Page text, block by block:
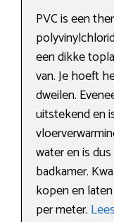
PVC is een
een dikke
van. Je hoeft
dweilen.
uitstekend en
water en is
badkamer.
kopen en
per meter.